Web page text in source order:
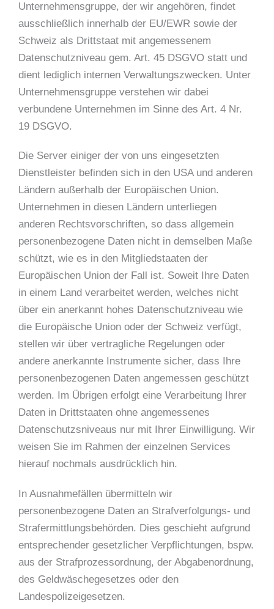
Unternehmensgruppe, der wir angehören, findet
ausschließlich innerhalb der EU/EWR sowie der
Schweiz als Drittstaat mit angemessenem
Datenschutzniveau gem. Art. 45 DSGVO statt und
dient lediglich internen Verwaltungszwecken. Unter
Unternehmensgruppe verstehen wir dabei
verbundene Unternehmen im Sinne des Art. 4 Nr.
19 DSGVO.
Die Server einiger der von uns eingesetzten
Dienstleister befinden sich in den USA und anderen
Ländern außerhalb der Europäischen Union.
Unternehmen in diesen Ländern unterliegen
anderen Rechtsvorschriften, so dass allgemein
personenbezogene Daten nicht in demselben Maße
schützt, wie es in den Mitgliedstaaten der
Europäischen Union der Fall ist. Soweit Ihre Daten
in einem Land verarbeitet werden, welches nicht
über ein anerkannt hohes Datenschutzniveau wie
die Europäische Union oder der Schweiz verfügt,
stellen wir über vertragliche Regelungen oder
andere anerkannte Instrumente sicher, dass Ihre
personenbezogenen Daten angemessen geschützt
werden. Im Übrigen erfolgt eine Verarbeitung Ihrer
Daten in Drittstaaten ohne angemessenes
Datenschutzsniveaus nur mit Ihrer Einwilligung. Wir
weisen Sie im Rahmen der einzelnen Services
hierauf nochmals ausdrücklich hin.
In Ausnahmefällen übermitteln wir
personenbezogene Daten an Strafverfolgungs- und
Strafermittlungsbehörden. Dies geschieht aufgrund
entsprechender gesetzlicher Verpflichtungen, bspw.
aus der Strafprozessordnung, der Abgabenordnung,
des Geldwäschegesetzes oder den
Landespolizeigesetzen.